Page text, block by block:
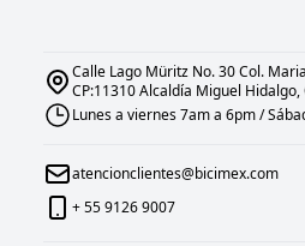
Calle Lago Müritz No. 30 Col.
CP:11310 Alcaldía Miguel
Lunes a viernes 7am a 6pm /
atencionclientes@bicimex.com
+ 55 9126 9007